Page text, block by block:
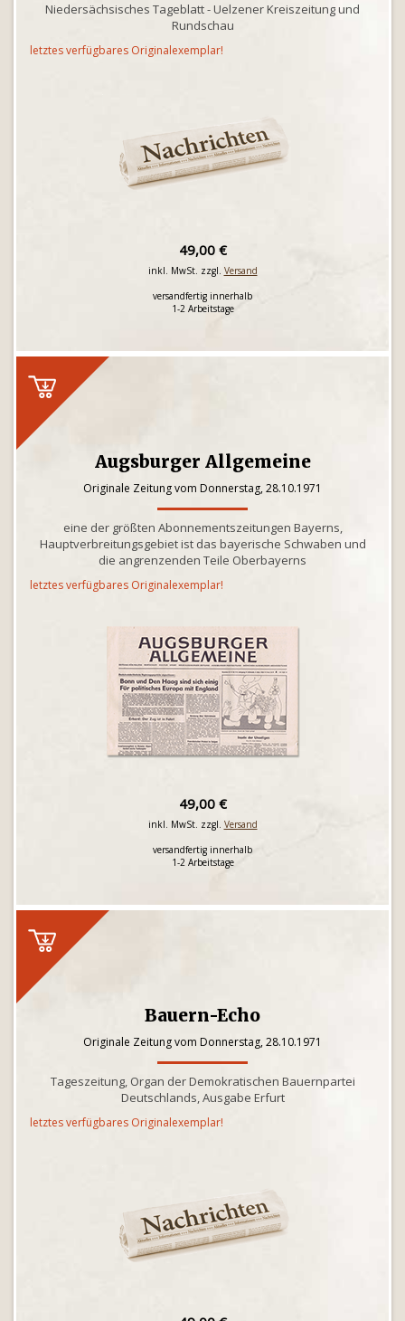
Niedersächsisches Tageblatt - Uelzener Kreiszeitung und
Rundschau
letztes verfügbares Originalexemplar!
49,00 €
inkl. MwSt. zzgl. Versand
versandfertig innerhalb
1-2 Arbeitstage
Augsburger Allgemeine
Originale Zeitung vom Donnerstag, 28.10.1971
eine der größten Abonnementszeitungen Bayerns,
Hauptverbreitungsgebiet ist das bayerische Schwaben und
die angrenzenden Teile Oberbayerns
letztes verfügbares Originalexemplar!
49,00 €
inkl. MwSt. zzgl. Versand
versandfertig innerhalb
1-2 Arbeitstage
Bauern-Echo
Originale Zeitung vom Donnerstag, 28.10.1971
Tageszeitung, Organ der Demokratischen Bauernpartei
Deutschlands, Ausgabe Erfurt
letztes verfügbares Originalexemplar!